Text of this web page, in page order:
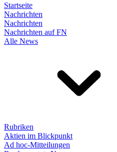
Startseite
Nachrichten
Nachrichten
Nachrichten auf FN
Alle News
Rubriken
Aktien im Blickpunkt
Ad hoc-Mitteilungen